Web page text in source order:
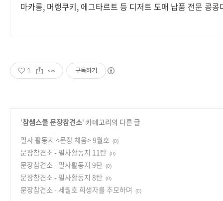
마카롱, 머랭쿠키, 에그타르트 등 디저트 도매 납품 전문 콩콩
1 구독하기
'참쌤스쿨 문장참견소' 카테고리의 다른 글
필사 활동지 <문장 채움> 9월호
(0)
문장참견소 - 필사활동지 11탄 (0)
문장참견소 - 필사활동지 9탄 (0)
문장참견소 - 필사활동지 8탄 (0)
문장참견소 - 세월호 희생자를 추모하며 (0)